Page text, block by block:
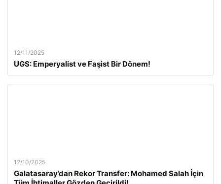
12/11/2025
UGS: Emperyalist ve Faşist Bir Dönem!
12/10/2025
Galatasaray’dan Rekor Transfer: Mohamed Salah İçin